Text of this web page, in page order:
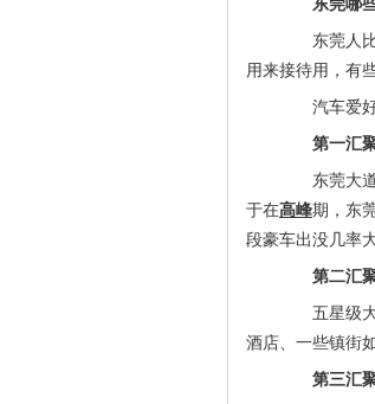
东莞人比
用来接待用，有
汽车爱好
第一汇
东莞大道
于在高峰期，东
段豪车出没几率大
第二汇
五星级大
酒店、一些镇街
第三汇